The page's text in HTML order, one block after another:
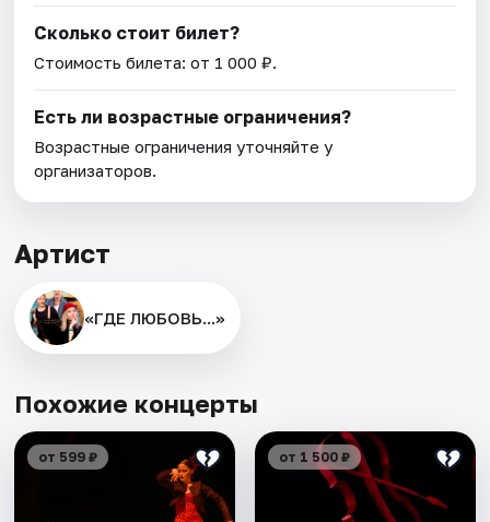
Сколько стоит билет?
Стоимость билета: от 1 000 ₽.
Есть ли возрастные ограничения?
Возрастные ограничения уточняйте у
организаторов.
Артист
«ГДЕ ЛЮБОВЬ...»
Похожие концерты
от 599 ₽ от 1 500 ₽